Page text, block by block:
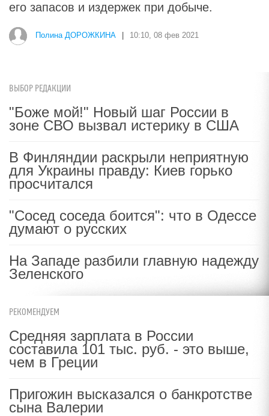
его запасов и издержек при добыче.
Полина ДОРОЖКИНА 10:10, 08 фев 2021
ВЫБОР РЕДАКЦИИ
"Боже мой!" Новый шаг России в
зоне СВО вызвал истерику в США
В Финляндии раскрыли неприятную
для Украины правду: Киев горько
просчитался
"Сосед соседа боится": что в Одессе
думают о русских
На Западе разбили главную надежду
Зеленского
РЕКОМЕНДУЕМ
Средняя зарплата в России
составила 101 тыс. руб. - это выше,
чем в Греции
Пригожин высказался о банкротстве
сына Валерии